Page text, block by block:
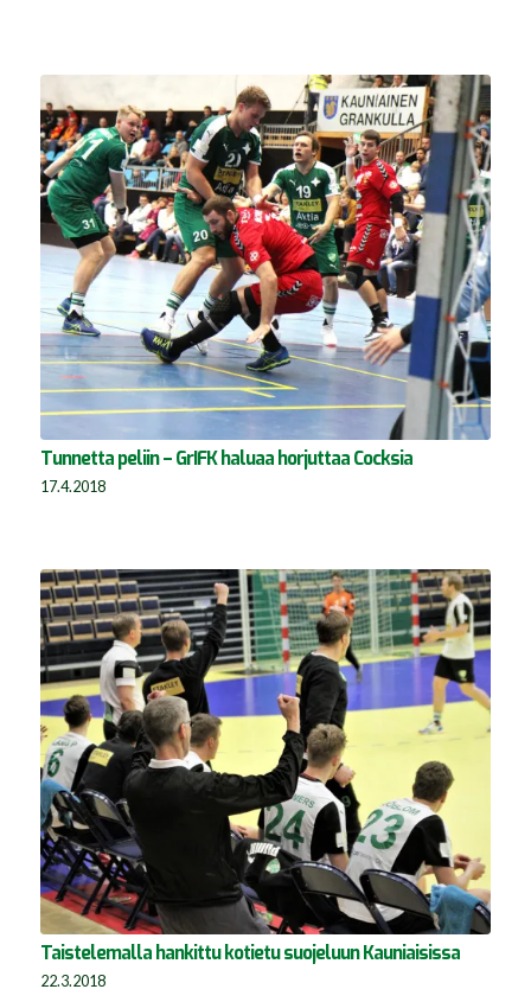
Tunnetta peliin – GrIFK haluaa horjuttaa Cocksia
17.4.2018
Taistelemalla hankittu kotietu suojeluun Kauniaisissa
22.3.2018